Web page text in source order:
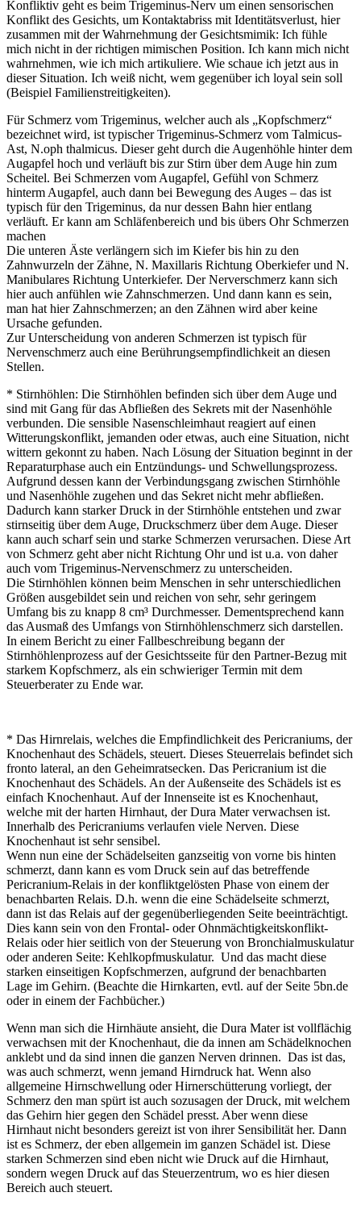
Konfliktiv geht es beim Trigeminus-Nerv um einen sensorischen
Konflikt des Gesichts, um Kontaktabriss mit Identitätsverlust, hier
zusammen mit der Wahrnehmung der Gesichtsmimik: Ich fühle
mich nicht in der richtigen mimischen Position. Ich kann mich nicht
wahrnehmen, wie ich mich artikuliere. Wie schaue ich jetzt aus in
dieser Situation. Ich weiß nicht, wem gegenüber ich loyal sein soll
(Beispiel Familienstreitigkeiten).
Für Schmerz vom Trigeminus, welcher auch als „Kopfschmerz“
bezeichnet wird, ist typischer Trigeminus-Schmerz vom Talmicus-
Ast, N.oph thalmicus. Dieser geht durch die Augenhöhle hinter dem
Augapfel hoch und verläuft bis zur Stirn über dem Auge hin zum
Scheitel. Bei Schmerzen vom Augapfel, Gefühl von Schmerz
hinterm Augapfel, auch dann bei Bewegung des Auges – das ist
typisch für den Trigeminus, da nur dessen Bahn hier entlang
verläuft. Er kann am Schläfenbereich und bis übers Ohr Schmerzen
machen
Die unteren Äste verlängern sich im Kiefer bis hin zu den
Zahnwurzeln der Zähne, N. Maxillaris Richtung Oberkiefer und N.
Manibulares Richtung Unterkiefer. Der Nerverschmerz kann sich
hier auch anfühlen wie Zahnschmerzen. Und dann kann es sein,
man hat hier Zahnschmerzen; an den Zähnen wird aber keine
Ursache gefunden.
Zur Unterscheidung von anderen Schmerzen ist typisch für
Nervenschmerz auch eine Berührungsempfindlichkeit an diesen
Stellen.
* Stirnhöhlen: Die Stirnhöhlen befinden sich über dem Auge und
sind mit Gang für das Abfließen des Sekrets mit der Nasenhöhle
verbunden. Die sensible Nasenschleimhaut reagiert auf einen
Witterungskonflikt, jemanden oder etwas, auch eine Situation, nicht
wittern gekonnt zu haben. Nach Lösung der Situation beginnt in der
Reparaturphase auch ein Entzündungs- und Schwellungsprozess.
Aufgrund dessen kann der Verbindungsgang zwischen Stirnhöhle
und Nasenhöhle zugehen und das Sekret nicht mehr abfließen.
Dadurch kann starker Druck in der Stirnhöhle entstehen und zwar
stirnseitig über dem Auge, Druckschmerz über dem Auge. Dieser
kann auch scharf sein und starke Schmerzen verursachen. Diese Art
von Schmerz geht aber nicht Richtung Ohr und ist u.a. von daher
auch vom Trigeminus-Nervenschmerz zu unterscheiden.
Die Stirnhöhlen können beim Menschen in sehr unterschiedlichen
Größen ausgebildet sein und reichen von sehr, sehr geringem
Umfang bis zu knapp 8 cm³ Durchmesser. Dementsprechend kann
das Ausmaß des Umfangs von Stirnhöhlenschmerz sich darstellen.
In einem Bericht zu einer Fallbeschreibung begann der
Stirnhöhlenprozess auf der Gesichtsseite für den Partner-Bezug mit
starkem Kopfschmerz, als ein schwieriger Termin mit dem
Steuerberater zu Ende war.
* Das Hirnrelais, welches die Empfindlichkeit des Pericraniums, der
Knochenhaut des Schädels, steuert. Dieses Steuerrelais befindet sich
fronto lateral, an den Geheimratsecken. Das Pericranium ist die
Knochenhaut des Schädels. An der Außenseite des Schädels ist es
einfach Knochenhaut. Auf der Innenseite ist es Knochenhaut,
welche mit der harten Hirnhaut, der Dura Mater verwachsen ist.
Innerhalb des Pericraniums verlaufen viele Nerven. Diese
Knochenhaut ist sehr sensibel.
Wenn nun eine der Schädelseiten ganzseitig von vorne bis hinten
schmerzt, dann kann es vom Druck sein auf das betreffende
Pericranium-Relais in der konfliktgelösten Phase von einem der
benachbarten Relais. D.h. wenn die eine Schädelseite schmerzt,
dann ist das Relais auf der gegenüberliegenden Seite beeinträchtigt.
Dies kann sein von den Frontal- oder Ohnmächtigkeitskonflikt-
Relais oder hier seitlich von der Steuerung von Bronchialmuskulatur
oder anderen Seite: Kehlkopfmuskulatur. Und das macht diese
starken einseitigen Kopfschmerzen, aufgrund der benachbarten
Lage im Gehirn. (Beachte die Hirnkarten, evtl. auf der Seite 5bn.de
oder in einem der Fachbücher.)
Wenn man sich die Hirnhäute ansieht, die Dura Mater ist vollflächig
verwachsen mit der Knochenhaut, die da innen am Schädelknochen
anklebt und da sind innen die ganzen Nerven drinnen. Das ist das,
was auch schmerzt, wenn jemand Hirndruck hat. Wenn also
allgemeine Hirnschwellung oder Hirnerschütterung vorliegt, der
Schmerz den man spürt ist auch sozusagen der Druck, mit welchem
das Gehirn hier gegen den Schädel presst. Aber wenn diese
Hirnhaut nicht besonders gereizt ist von ihrer Sensibilität her. Dann
ist es Schmerz, der eben allgemein im ganzen Schädel ist. Diese
starken Schmerzen sind eben nicht wie Druck auf die Hirnhaut,
sondern wegen Druck auf das Steuerzentrum, wo es hier diesen
Bereich auch steuert.